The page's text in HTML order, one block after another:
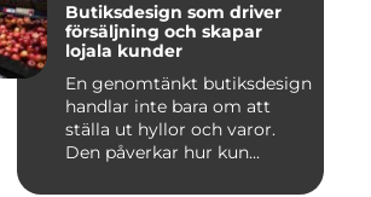
Butiksdesign som driver
försäljning och skapar
lojala kunder
En genomtänkt butiksdesign
handlar inte bara om att
ställa ut hyllor och varor.
Den påverkar hur kun...